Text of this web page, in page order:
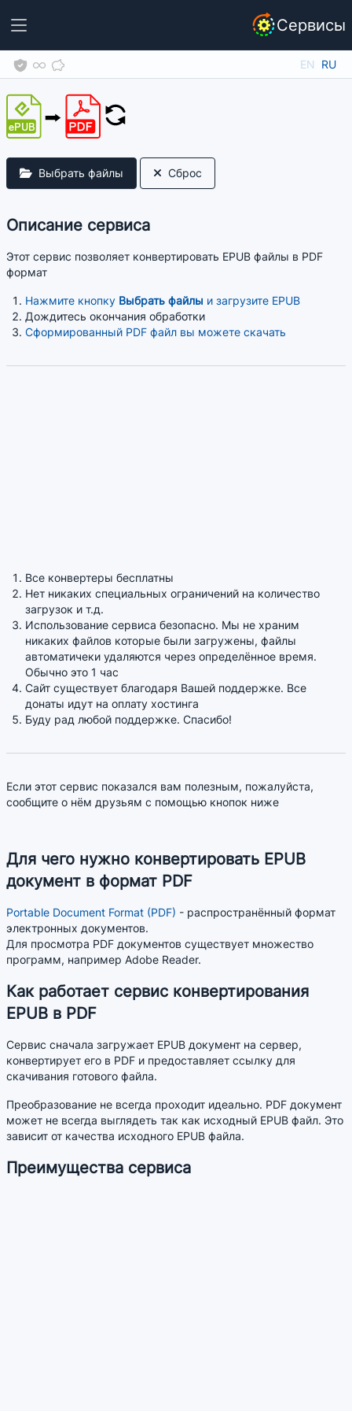
Сервисы
EN RU
Выбрать файлы Сброс
Описание сервиса
Этот сервис позволяет конвертировать EPUB файлы в PDF
формат
Нажмите кнопку Выбрать файлы и загрузите EPUB
Дождитесь окончания обработки
Сформированный PDF файл вы можете скачать
Все конвертеры бесплатны
Нет никаких специальных ограничений на количество
загрузок и т.д.
Использование сервиса безопасно. Мы не храним
никаких файлов которые были загружены, файлы
автоматичеки удаляются через определённое время.
Обычно это 1 час
Сайт существует благодаря Вашей поддержке. Все
донаты идут на оплату хостинга
Буду рад любой поддержке. Спасибо!
Если этот сервис показался вам полезным, пожалуйста,
сообщите о нём друзьям с помощью кнопок ниже
Для чего нужно конвертировать EPUB
документ в формат PDF
Portable Document Format (PDF) - распространённый формат
электронных документов.
Для просмотра PDF документов существует множество
программ, например Adobe Reader.
Как работает сервис конвертирования
EPUB в PDF
Сервис сначала загружает EPUB документ на сервер,
конвертирует его в PDF и предоставляет ссылку для
скачивания готового файла.
Преобразование не всегда проходит идеально. PDF документ
может не всегда выглядеть так как исходный EPUB файл. Это
зависит от качества исходного EPUB файла.
Преимущества сервиса